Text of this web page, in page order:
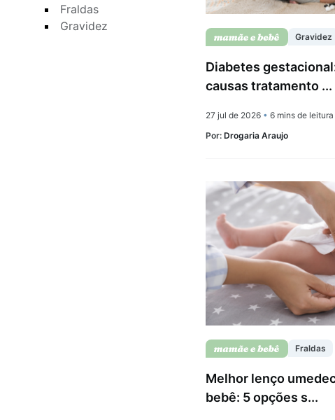
Fraldas
Gravidez
Gravidez
Diabetes
causas tratamento ...
27 jul de 2026 • 6 mins de leitura
Por: Drogaria Araujo
Fraldas
Melhor lenço
bebê: 5 opções s...